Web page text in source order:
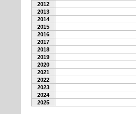
2012
2013
2014
2015
2016
2017
2018
2019
2020
2021
2022
2023
2024
2025